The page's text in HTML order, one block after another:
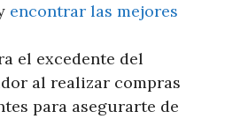
encontrar las mejores
el excedente del
al realizar compras
para asegurarte de